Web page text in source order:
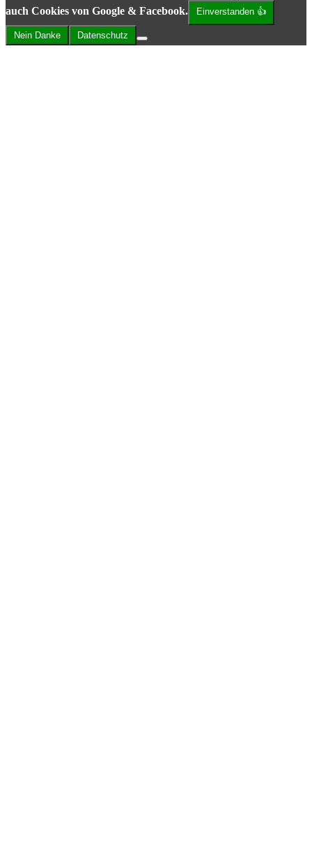
auch Cookies von Google & Facebook.
Einverstanden 👍
Nein Danke Datenschutz